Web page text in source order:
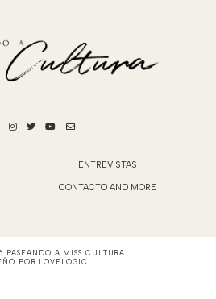
ENTREVISTAS
CONTACTO AND MORE
PASEANDO A MISS CULTURA
POR LOVELOGIC